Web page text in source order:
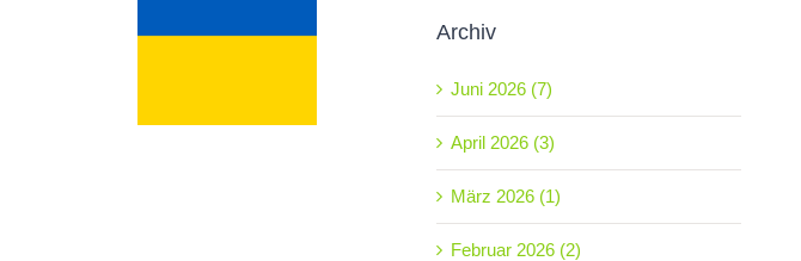
Archiv
Juni 2026 (7)
April 2026 (3)
März 2026 (1)
Februar 2026 (2)